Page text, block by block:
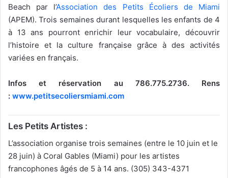
Beach par l’Association des Petits Écoliers de Miami
(APEM). Trois semaines durant lesquelles les enfants de 4
à 13 ans pourront enrichir leur vocabulaire, découvrir
l’histoire et la culture française grâce à des activités
variées en français.
Infos et réservation au 786.775.2736. Rens
: www.petitsecoliersmiami.com
Les Petits Artistes :
L’association organise trois semaines (entre le 10 juin et le
28 juin) à Coral Gables (Miami) pour les artistes
francophones âgés de 5 à 14 ans. (305) 343-4371